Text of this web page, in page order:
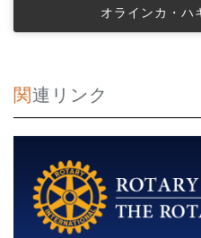
オラインカ・ハ
関連リンク